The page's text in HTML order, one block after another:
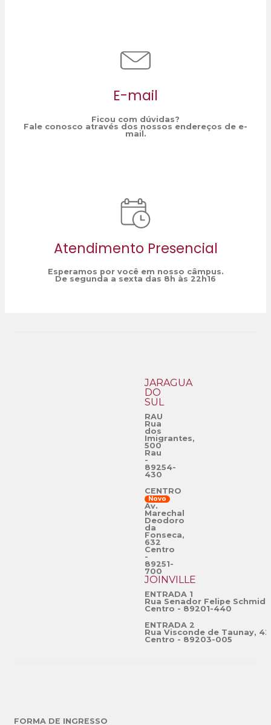
E-mail
Ficou com dúvidas?
Fale conosco através dos nossos endereços de e-
mail.
Atendimento Presencial
Esperamos por você em nosso câmpus.
De segunda a sexta das 8h às 22h16
JARAGUÁ
DO
SUL
RAU
Rua
dos
Imigrantes,
500
Rau
-
89254-
430
CENTRO
Novo
Av.
Marechal
Deodoro
da
Fonseca,
632
Centro
-
89251-
700
JOINVILLE
ENTRADA 1
Rua Senador Felipe
Centro - 89201-440
ENTRADA 2
Rua Visconde de Taunay,
Centro - 89203-005
FORMA DE INGRESSO